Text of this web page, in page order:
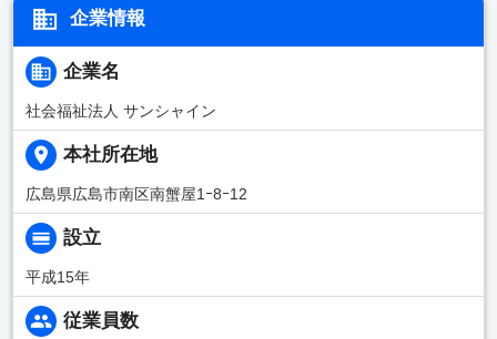
企業情報
企業名
社会福祉法人 サンシャイン
本社所在地
広島県広島市南区南蟹屋1ｰ8ｰ12
設立
平成15年
従業員数